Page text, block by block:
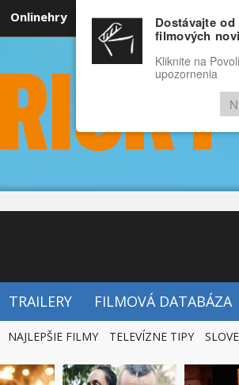
Onlinehry Rozprávky Funny
RECENZIE VIDEÁ FILMY
TRAILERY FILMOVÁ DATABÁZA
NAJLEPŠIE FILMY TELEVÍZNE TIPY
Dostávajte
filmových
Kliknite na
upozornenia